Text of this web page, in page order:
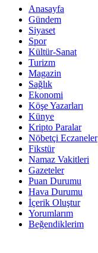
Anasayfa
Gündem
Siyaset
Spor
Kültür-Sanat
Turizm
Magazin
Sağlık
Ekonomi
Köşe Yazarları
Künye
Kripto Paralar
Nöbetçi Eczaneler
Fikstür
Namaz Vakitleri
Gazeteler
Puan Durumu
Hava Durumu
İçerik Oluştur
Yorumlarım
Beğendiklerim